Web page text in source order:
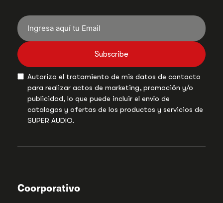
Subscribe
Autorizo el tratamiento de mis datos de contacto
para realizar actos de marketing, promoción y/o
publicidad, lo que puede incluir el envío de
catalogos y ofertas de los productos y servicios de
SUPER AUDIO.
Coorporativo